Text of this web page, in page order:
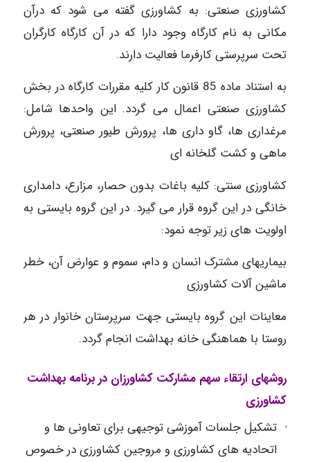
کشاورزی صنعتی: به کشاورزی گفته می شود که درآن
مکانی به نام کارگاه وجود دارا که در آن کارگاه کارگران
تحت سرپرستی کارفرما فعالیت دارند.
به استناد ماده 85 قانون کار کلیه مقررات کارگاه در بخش
کشاورزی صنعتی اعمال می گردد. این واحدها شامل:
مرغداری ها، گاو داری ها، پرورش طیور صنعتی، پرورش
ماهی و کشت گلخانه ای
کشاورزی سنتی: کلیه باغات بدون حصار، مزارع، دامداری
خانگی در این گروه قرار می گیرد. در این گروه بایستی به
اولویت های زیر توجه نمود:
بیماریهای مشترک انسان و دام، سموم و عوارض آن، خطر
ماشین آلات کشاورزی
معاینات این گروه بایستی جهت سرپرستان خانوار در هر
روستا با هماهنگی خانه بهداشت انجام گردد.
روشهای ارتقاء سهم مشارکت کشاورزان در برنامه بهداشت
کشاورزی
تشکیل جلسات آموزشی توجیهی برای تعاونی ها و
اتحادیه های کشاورزی و مروجین کشاورزی در خصوص